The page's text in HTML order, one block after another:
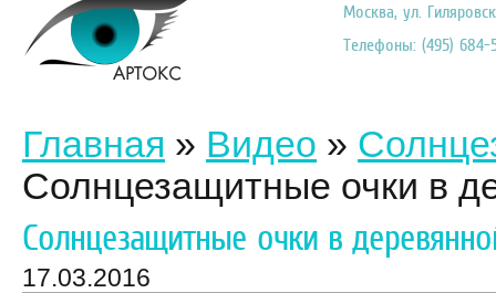
Москва, ул.
Телефоны: (495) 684-
Главная » Видео »
Солнцезащитные очки в
Солнцезащитные очки в
17.03.2016